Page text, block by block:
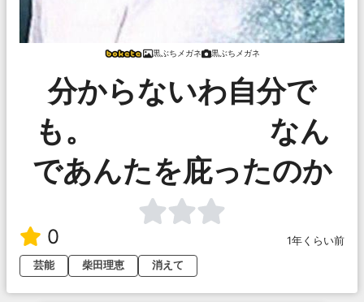
黒ぶちメガネ 黒ぶちメガネ
分からないわ自分で
も。 なん
であんたを庇ったのか
0
1年くらい前
芸能
柴田理恵 消えて